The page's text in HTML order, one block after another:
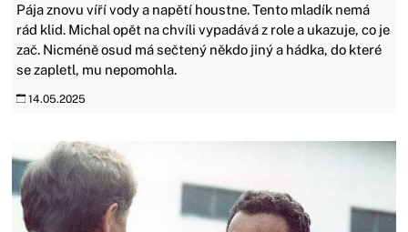
Pája znovu víří vody a napětí houstne. Tento mladík nemá
rád klid. Michal opět na chvíli vypadává z role a ukazuje, co je
zač. Nicméně osud má sečtený někdo jiný a hádka, do které
se zapletl, mu nepomohla.
14.05.2025